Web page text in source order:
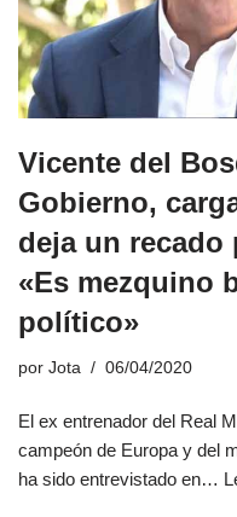
Vicente del
Gobierno,
deja un recado
«Es mezquino
político»
por Jota 06/04/2020
El ex entrenador del Real
campeón de Europa y del
ha sido entrevistado en…